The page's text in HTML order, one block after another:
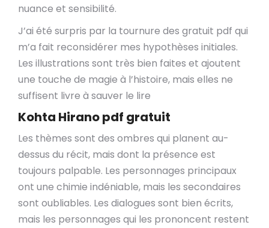
nuance et sensibilité.
J’ai été surpris par la tournure des gratuit pdf qui
m’a fait reconsidérer mes hypothèses initiales.
Les illustrations sont très bien faites et ajoutent
une touche de magie à l’histoire, mais elles ne
suffisent livre à sauver le lire
Kohta Hirano pdf gratuit
Les thèmes sont des ombres qui planent au-
dessus du récit, mais dont la présence est
toujours palpable. Les personnages principaux
ont une chimie indéniable, mais les secondaires
sont oubliables. Les dialogues sont bien écrits,
mais les personnages qui les prononcent restent